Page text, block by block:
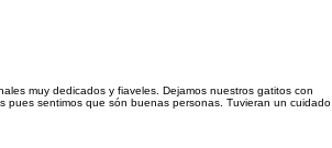
muy dedicados y fiaveles. Dejamos nuestros gatitos con
pues sentimos que són buenas personas. Tuvieran un cuidado